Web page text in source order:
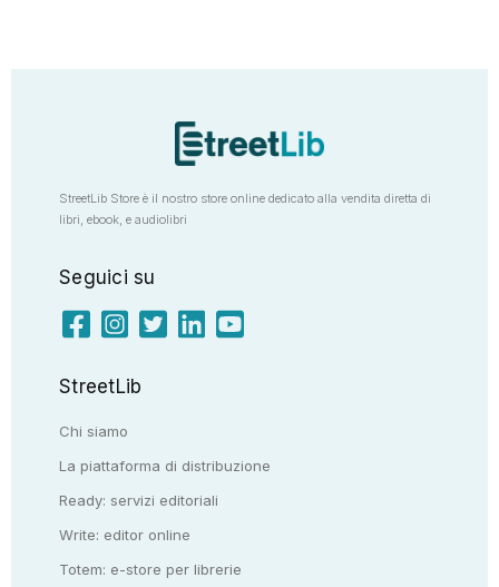
StreetLib Store è il nostro store online dedicato alla vendita diretta di
libri, ebook, e audiolibri
Seguici su
StreetLib
Chi siamo
La piattaforma di distribuzione
Ready: servizi editoriali
Write: editor online
Totem: e-store per librerie